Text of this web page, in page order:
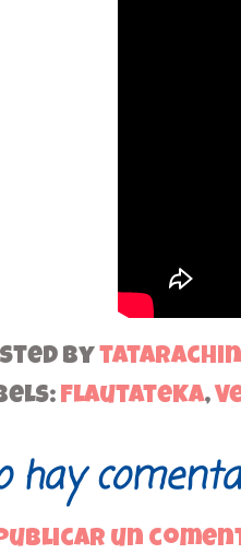
by tatarachin
FlautateKa,
hay
un